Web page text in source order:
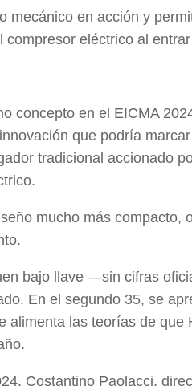
mecánico en acción y
eléctrico al
concepto en el EICMA
que podría
tradicional accionado
mucho más compacto,
bajo llave —sin cifras
En el segundo 35, se
alimenta las teorías de que
Costantino Paolacci,